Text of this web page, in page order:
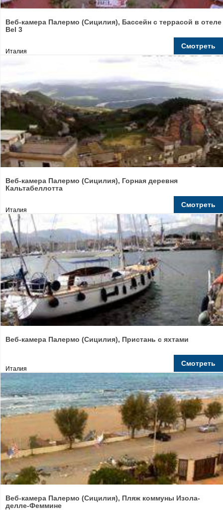
Веб-камера Палермо (Сицилия), Бассейн с террасой в отеле
Bel 3
Италия
Смотреть
Веб-камера Палермо (Сицилия), Горная деревня
Кальтабеллотта
Италия
Смотреть
Веб-камера Палермо (Сицилия), Пристань с яхтами
Италия
Смотреть
Веб-камера Палермо (Сицилия), Пляж коммуны Изола-
делле-Феммине